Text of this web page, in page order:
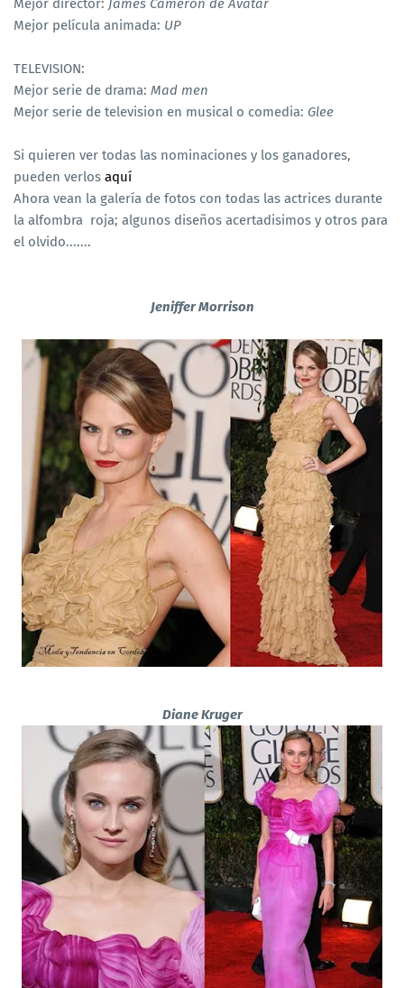
Mejor director: James Cameron de Avatar
Mejor película animada: UP
TELEVISION:
Mejor serie de drama: Mad men
Mejor serie de television en musical o comedia: Glee
Si quieren ver todas las nominaciones y los ganadores,
pueden verlos aquí
Ahora vean la galería de fotos con todas las actrices durante
la alfombra roja; algunos diseños acertadisimos y otros para
el olvido.......
Jeniffer Morrison
Diane Kruger